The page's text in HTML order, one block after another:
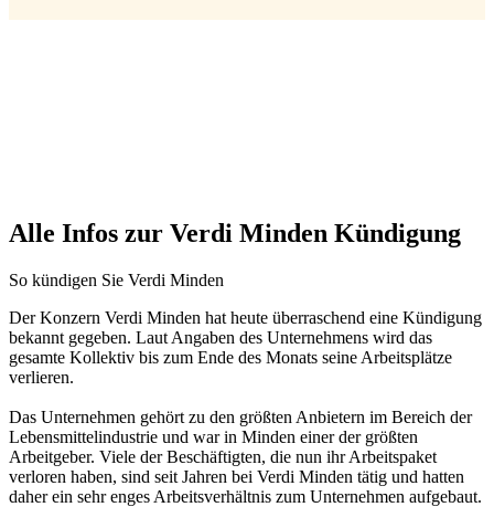
Alle Infos zur Verdi Minden Kündigung
So kündigen Sie Verdi Minden
Der Konzern Verdi Minden hat heute überraschend eine Kündigung
bekannt gegeben. Laut Angaben des Unternehmens wird das
gesamte Kollektiv bis zum Ende des Monats seine Arbeitsplätze
verlieren.
Das Unternehmen gehört zu den größten Anbietern im Bereich der
Lebensmittelindustrie und war in Minden einer der größten
Arbeitgeber. Viele der Beschäftigten, die nun ihr Arbeitspaket
verloren haben, sind seit Jahren bei Verdi Minden tätig und hatten
daher ein sehr enges Arbeitsverhältnis zum Unternehmen aufgebaut.